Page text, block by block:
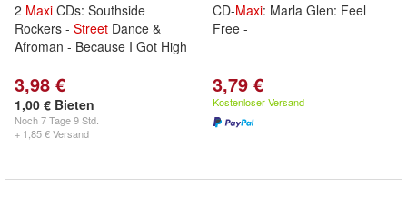
2 Maxi CDs: Southside
Rockers - Street Dance &
Afroman - Because I Got High
3,98 €
1,00 € Bieten
Noch7 Tage 9 Std.
+ 1,85 € Versand
CD-Maxi: Marla Glen: Feel
Free -
3,79 €
Kostenloser Versand